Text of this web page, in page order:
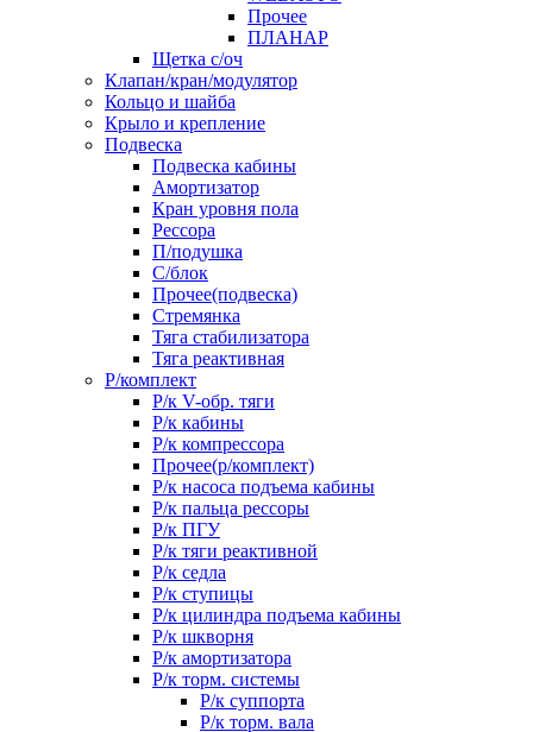
Прочее
ПЛАНАР
Щетка с/оч
Клапан/кран/модулятор
Кольцо и шайба
Крыло и крепление
Подвеска
Подвеска кабины
Амортизатор
Кран уровня пола
Рессора
П/подушка
С/блок
Прочее(подвеска)
Стремянка
Тяга стабилизатора
Тяга реактивная
Р/комплект
Р/к V-обр. тяги
Р/к кабины
Р/к компрессора
Прочее(р/комплект)
Р/к насоса подъема кабины
Р/к пальца рессоры
Р/к ПГУ
Р/к тяги реактивной
Р/к седла
Р/к ступицы
Р/к цилиндра подъема кабины
Р/к шкворня
Р/к амортизатора
Р/к торм. системы
Р/к суппорта
Р/к торм. вала